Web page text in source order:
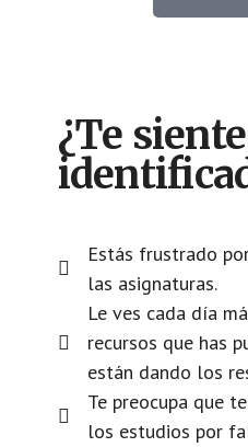
¿Te
Estás frustrado
las asignaturas.
Le ves cada día
recursos que has
están dando los
Te preocupa que
los estudios por